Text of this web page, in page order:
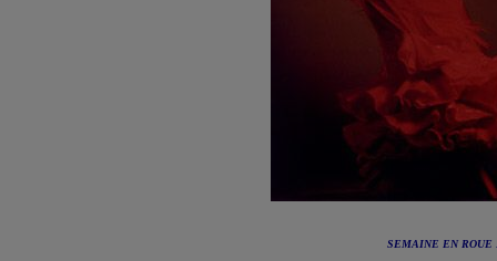
SEMAINE EN ROUE